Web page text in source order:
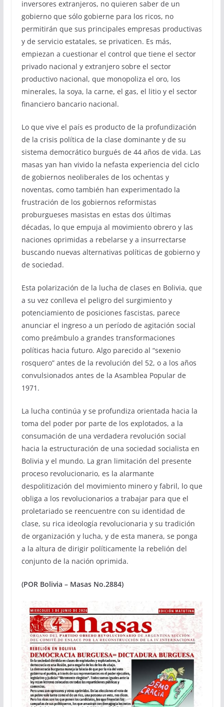
inversores extranjeros, no quieren saber de un
gobierno que sólo gobierne para los ricos, no
permitirán que sus principales empresas productivas
y de servicio estatales, se privaticen. Es más,
empiezan a cuestionar el control que tiene el sector
privado nacional y extranjero sobre el sector
productivo nacional, que monopoliza el oro, los
minerales, la soya, la carne, el gas, el litio y el sector
financiero bancario nacional.
Lo que vive el país es producto de la profundización
de la crisis política de la clase dominante y de su
sistema democrático burgués de 44 años de vida. Las
masas yan han vivido la nefasta experiencia del ciclo
de gobiernos neoliberales de los ochentas y
noventas, como también han experimentado la
frustración de los gobiernos reformistas
proburgueses masistas en estas dos últimas
décadas, lo que empuja al movimiento obrero y las
naciones oprimidas a rebelarse y a insurrectarse
buscando nuevas alternativas políticas de gobierno y
de sociedad.
Esta polarización de la lucha de clases en Bolivia, que
a su vez conlleva el peligro del surgimiento y
potenciamiento de posiciones fascistas, parece
anunciar el ingreso a un período de agitación social
como preámbulo a grandes transformaciones
políticas hacia futuro. Algo parecido al “sexenio
rosquero” antes de la revolución del 52, o a los años
convulsionados antes de la Asamblea Popular de
1971.
La lucha continúa y se profundiza orientada hacia la
toma del poder por parte de los explotados, a la
consumación de una verdadera revolución social
hacia la estructuración de una sociedad socialista en
Bolivia y el mundo. La gran limitación del presente
proceso revolucionario, es la alarmante
despolitización del movimiento minero y fabril, lo que
obliga a los revolucionarios a trabajar para que el
proletariado se reencuentre con su identidad de
clase, su rica ideología revolucionaria y su tradición
de organización y lucha, y de esta manera, se ponga
a la altura de dirigir políticamente la rebelión del
conjunto de la nación oprimida.
(POR Bolivia – Masas No.2884)